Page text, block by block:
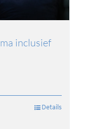
inclusief
Details